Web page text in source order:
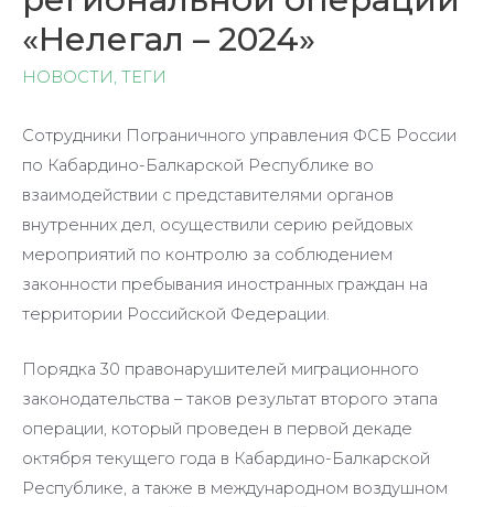
«Нелегал – 2024»
НОВОСТИ, ТЕГИ
Сотрудники Пограничного управления ФСБ России
по Кабардино-Балкарской Республике во
взаимодействии с представителями органов
внутренних дел, осуществили серию рейдовых
мероприятий по контролю за соблюдением
законности пребывания иностранных граждан на
территории Российской Федерации.
Порядка 30 правонарушителей миграционного
законодательства – таков результат второго этапа
операции, который проведен в первой декаде
октября текущего года в Кабардино-Балкарской
Республике, а также в международном воздушном